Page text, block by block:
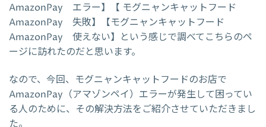
AmazonPay エラー】【 モグニャンキャットフード
AmazonPay 失敗】【モグニャンキャットフード
AmazonPay 使えない】という感じで調べてこちらのペ
ージに訪れたのだと思います。
なので、今回、モグニャンキャットフードのお店で
AmazonPay（アマゾンペイ）エラーが発生して困ってい
る人のために、その解決方法をご紹介させていただきまし
た。